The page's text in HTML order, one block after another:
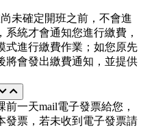
未確定開班之前，不會進
統才會通知您進行繳費，
式進行繳費作業；如您原先
將會發出繳費通知，並提供
一天mail電子發票給您，
發票，若未收到電子發票請